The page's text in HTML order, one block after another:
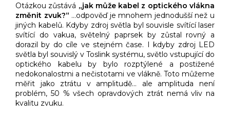
Otázkou zůstává „jak může kabel z optického vlákna
změnit zvuk?“ …odpověď je mnohem jednodušší než u
jiných kabelů. Kdyby zdroj světla byl souvisle svítící laser
svítící do vakua, světelný paprsek by zůstal rovný a
dorazil by do cíle ve stejném čase. I kdyby zdroj LED
světla byl souvislý v Toslink systému, světlo vstupující do
optického kabelu by bylo rozptýlené a postižené
nedokonalostmi a nečistotami ve vlákně. Toto můžeme
měřit jako ztrátu v amplitudě… ale amplituda není
problém, 50 % všech opravdových ztrát nemá vliv na
kvalitu zvuku.